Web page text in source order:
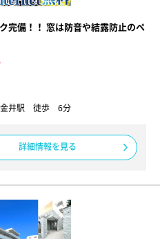
完備！！ 窓は防音や結露防止のペ
金井駅 徒歩 6分
詳細情報を見る